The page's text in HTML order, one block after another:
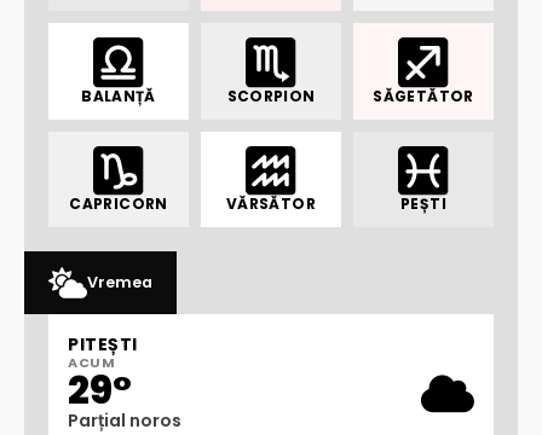
BALANȚĂ SCORPION SĂGETĂTOR
CAPRICORN VĂRSĂTOR PEȘTI
Vremea
PITEȘTI
ACUM
29°
Parțial noros